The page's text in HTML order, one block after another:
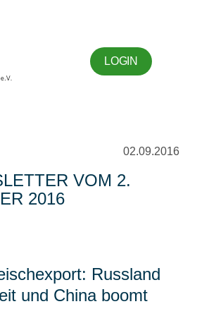
LOGIN
02.09.2016
VOM 2.
2016
Russland
und China boomt